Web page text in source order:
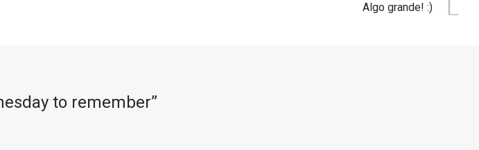
Algo grande! :)
to remember”